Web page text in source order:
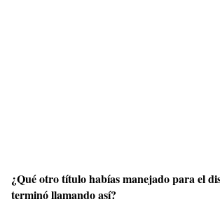
¿Qué otro título habías manejado para el
terminó llamando así?